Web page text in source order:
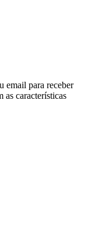
email para receber
as características